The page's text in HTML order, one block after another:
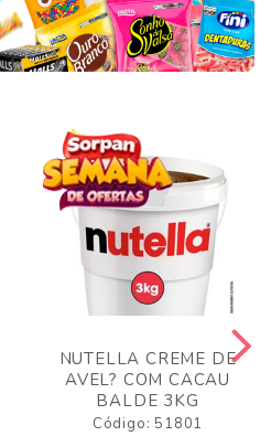
NUTELLA CREME DE
AVEL? COM CACAU
BALDE 3KG
Código: 51801